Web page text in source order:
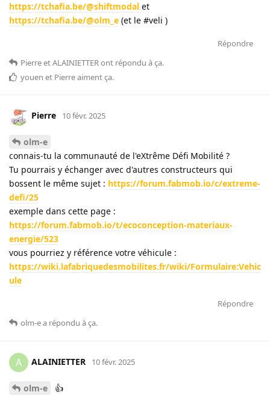
https://tchafia.be/@shiftmodal et
https://tchafia.be/@olm_e (et le #veli )
Répondre
PierreetALAINIETTERont répondu à ça.
youen et Pierreaiment ça.
Pierre 10 févr. 2025
olm-e
connais-tu la communauté de l'eXtrême Défi Mobilité ?
Tu pourrais y échanger avec d'autres constructeurs qui
bossent le même sujet : https://forum.fabmob.io/c/extreme-
defi/25
exemple dans cette page :
https://forum.fabmob.io/t/ecoconception-materiaux-
energie/523
vous pourriez y référence votre véhicule :
https://wiki.lafabriquedesmobilites.fr/wiki/Formulaire:Vehic
ule
Répondre
olm-ea répondu à ça.
A ALAINIETTER 10 févr. 2025
olm-e 👍